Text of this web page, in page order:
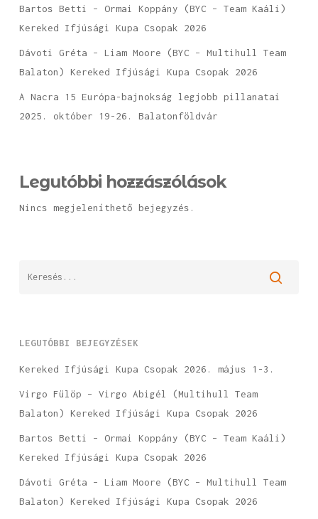
Bartos Betti – Ormai Koppány (BYC – Team Kaáli)
Kereked Ifjúsági Kupa Csopak 2026
Dávoti Gréta – Liam Moore (BYC – Multihull Team
Balaton) Kereked Ifjúsági Kupa Csopak 2026
A Nacra 15 Európa-bajnokság legjobb pillanatai
2025. október 19-26. Balatonföldvár
Legutóbbi hozzászólások
Nincs megjeleníthető bejegyzés.
LEGUTÓBBI BEJEGYZÉSEK
Kereked Ifjúsági Kupa Csopak 2026. május 1-3.
Virgo Fülöp – Virgo Abigél (Multihull Team
Balaton) Kereked Ifjúsági Kupa Csopak 2026
Bartos Betti – Ormai Koppány (BYC – Team Kaáli)
Kereked Ifjúsági Kupa Csopak 2026
Dávoti Gréta – Liam Moore (BYC – Multihull Team
Balaton) Kereked Ifjúsági Kupa Csopak 2026